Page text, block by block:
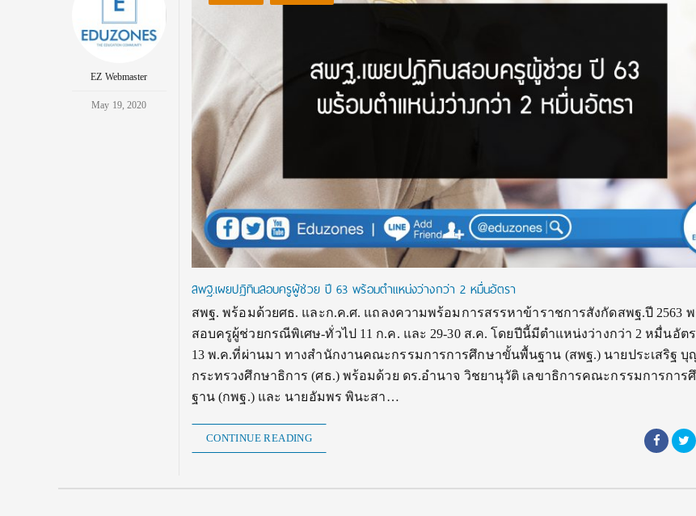
EZ Webmaster
May 19, 2020
สพฐ.เผยปฏิทินสอบครูผู้ช่วย ปี 63 พร้อมตำแหน่งว่างกว่า 2 หมื่นอัตรา
สพฐ. พร้อมด้วยศธ. และก.ค.ศ. แถลงความพร้อมการสรรหาข้าราชการสังกัดสพฐ.ปี 2563 พ
สอบครูผู้ช่วยกรณีพิเศษ-ทั่วไป 11 ก.ค. และ 29-30 ส.ค. โดยปีนี้มีตำแหน่งว่างกว่า 2 หมื่นอั
13 พ.ค.ที่ผ่านมา ทางสำนักงานคณะกรรมการการศึกษาขั้นพื้นฐาน (สพฐ.) นายประเสริฐ บุ
กระทรวงศึกษาธิการ (ศธ.) พร้อมด้วย ดร.อำนาจ วิชยานุวัติ เลขาธิการคณะกรรมการกา
ฐาน (กพฐ.) และ นายอัมพร พินะสา…
CONTINUE READING